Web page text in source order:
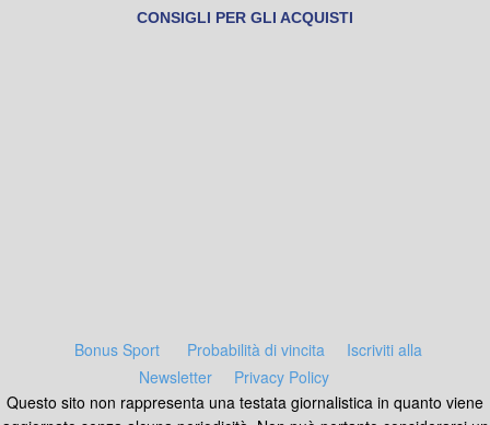
CONSIGLI PER GLI ACQUISTI
Bonus Sport Probabilità di vincita
Iscriviti alla
Newsletter
Privacy Policy
Questo sito non rappresenta una testata giornalistica in quanto viene